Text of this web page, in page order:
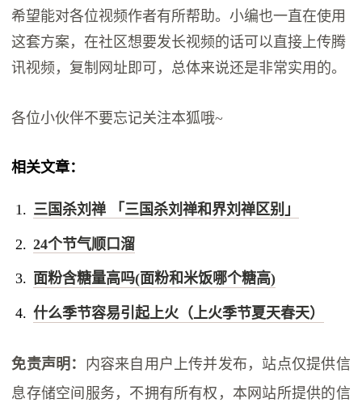
希望能对各位视频作者有所帮助。小编也一直在使用
这套方案，在社区想要发长视频的话可以直接上传腾
讯视频，复制网址即可，总体来说还是非常实用的。
各位小伙伴不要忘记关注本狐哦~
相关文章：
三国杀刘禅 「三国杀刘禅和界刘禅区别」
24个节气顺口溜
面粉含糖量高吗(面粉和米饭哪个糖高)
什么季节容易引起上火（上火季节夏天春天）
免责声明： 内容来自用户上传并发布，站点仅提供信
息存储空间服务，不拥有所有权，本网站所提供的信